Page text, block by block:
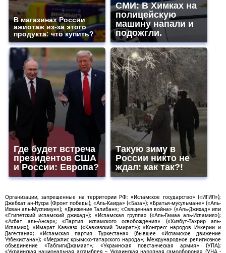
В магазинах России
ажиотаж из-за этого
продукта: что купить?
СМИ: В Химках на
полицейскую
машину напали и
подожгли.
Где будет встреча
президентов США
и России: Европа?
Такую зиму в
России никто не
ждал: как так?!
Организации, запрещенные на территории РФ: «Исламское государство» («ИГИЛ»);
Джебхат ан-Нусра (Фронт победы); «Аль-Каида» («База»); «Братья-мусульмане» («Аль-
Ихван аль-Муслимун»); «Движение Талибан»; «Священная война» («Аль-Джихад» или
«Египетский исламский джихад»); «Исламская группа» («Аль-Гамаа аль-Исламия»);
«Асбат аль-Ансар»; «Партия исламского освобождения» («Хизбут-Тахрир аль-
Ислами»); «Имарат Кавказ» («Кавказский Эмират»); «Конгресс народов Ичкерии и
Дагестана»; «Исламская партия Туркестана» (бывшее «Исламское движение
Узбекистана»); «Меджлис крымско-татарского народа»; Международное религиозное
объединение «ТаблигиДжамаат»; «Украинская повстанческая армия» (УПА);
«Украинская национальная ассамблея – Украинская народная самооборона» (УНА -